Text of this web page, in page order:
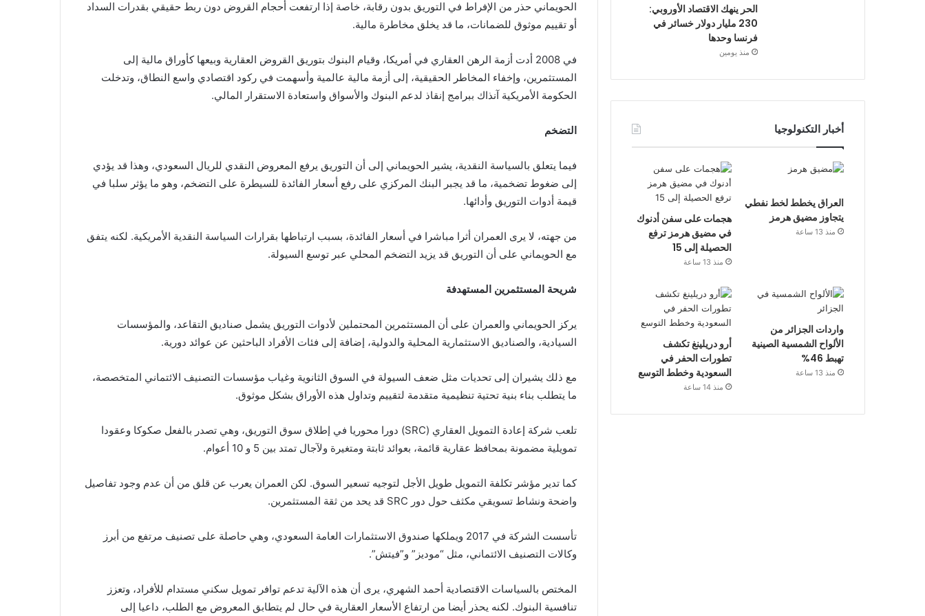
الحويماني حذر من الإفراط في التوريق بدون رقابة، خاصة إذا ارتفعت أحجام القروض دون ربط حقيقي بقدرات السداد
أو تقييم موثوق للضمانات، ما قد يخلق مخاطرة مالية.
في 2008 أدت أزمة الرهن العقاري في أمريكا، وقيام البنوك بتوريق القروض العقارية وبيعها كأوراق مالية إلى
المستثمرين، وإخفاء المخاطر الحقيقية، ​إلى أزمة مالية عالمية وأسهمت في ركود اقتصادي واسع النطاق، وتدخلت
الحكومة الأمريكية آنذاك ببرامج إنقاذ لدعم البنوك والأسواق واستعادة الاستقرار المالي.
التضخم
فيما يتعلق بالسياسة النقدية، يشير الحويماني إلى أن التوريق يرفع المعروض النقدي للريال السعودي، وهذا قد يؤدي
إلى ضغوط تضخمية، ما قد يجبر البنك المركزي على رفع أسعار الفائدة للسيطرة على التضخم، وهو ما يؤثر سلبا في
قيمة أدوات التوريق وأدائها.
من جهته، لا يرى العمران أثرا مباشرا في أسعار الفائدة، بسبب ارتباطها بقرارات السياسة النقدية الأمريكية. لكنه يتفق
مع الحويماني على أن التوريق قد يزيد التضخم المحلي عبر توسع السيولة.
شريحة المستثمرين المستهدفة
يركز الحويماني والعمران على أن المستثمرين المحتملين لأدوات التوريق يشمل صناديق التقاعد، والمؤسسات
السيادية، والصناديق الاستثمارية المحلية والدولية، إضافة إلى فئات الأفراد الباحثين عن عوائد دورية.
مع ذلك يشيران إلى تحديات مثل ضعف السيولة في السوق الثانوية وغياب مؤسسات التصنيف الائتماني المتخصصة،
ما يتطلب بناء بنية تحتية تنظيمية متقدمة لتقييم وتداول هذه الأوراق بشكل موثوق.
تلعب شركة إعادة التمويل العقاري (SRC) دورا محوريا في إطلاق سوق التوريق، وهي تصدر بالفعل صكوكا وعقودا
تمويلية مضمونة بمحافظ عقارية قائمة، بعوائد ثابتة ومتغيرة ولآجال تمتد بين 5 و 10 أعوام.
كما تدير مؤشر تكلفة التمويل طويل الأجل لتوجيه تسعير السوق. لكن العمران يعرب عن قلق من أن عدم وجود تفاصيل
واضحة ونشاط تسويقي مكثف حول دور SRC قد يحد من ثقة المستثمرين.
تأسست الشركة في 2017 ويملكها صندوق الاستثمارات العامة السعودي، وهي حاصلة على تصنيف مرتفع من أبرز
وكالات التصنيف الائتماني، مثل “موديز” و”فيتش”.
المختص بالسياسات الاقتصادية أحمد الشهري، يرى أن هذه الآلية تدعم توافر تمويل سكني مستدام للأفراد، وتعزز
تنافسية البنوك. لكنه يحذر أيضا من ارتفاع الأسعار العقارية في حال لم يتطابق المعروض مع الطلب، داعيا إلى
الحر ينهك الاقتصاد الأوروبي:
230 مليار دولار خسائر في
فرنسا وحدها
منذ يومين
أخبار التكنولوجيا
العراق يخطط لخط نفطي
يتجاوز مضيق هرمز
منذ 13 ساعة
هجمات على سفن أدنوك
في مضيق هرمز ترفع
الحصيلة إلى 15
منذ 13 ساعة
واردات الجزائر من
الألواح الشمسية الصينية
تهبط 46%
منذ 13 ساعة
أرو دريلينغ تكشف
تطورات الحفر في
السعودية وخطط التوسع
منذ 14 ساعة